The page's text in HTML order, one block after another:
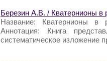
Березин А.В. / Кватернионы в
Название: Кватернионы в
Аннотация: Книга
систематическое изложение